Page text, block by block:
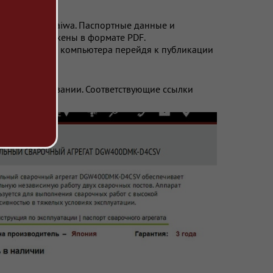
Shindaiwa. Паспортные данные и
выложены в формате PDF.
диск своего компьютера перейдя к публикации
об оборудовании. Соответствующие ссылки
ниже.